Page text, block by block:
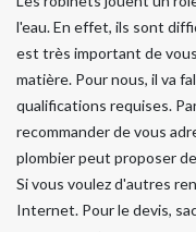
l'eau. En effet, ils sont
est très important de
matière. Pour nous, il va
qualifications requises.
recommander de vous
plombier peut proposer
Si vous voulez d'autres
Internet. Pour le devis,